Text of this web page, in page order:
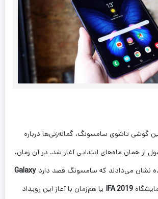
گوشی تاشوی سامسونگ، گمانه‌زنی‌ها درباره
از همان ماه‌های ابتدایی آغاز شد. در آن زمان،
نشان می‌دادند که سامسونگ قصد دارد Galaxy
IFA 2019 یا هم‌زمان با آغاز این رویداد